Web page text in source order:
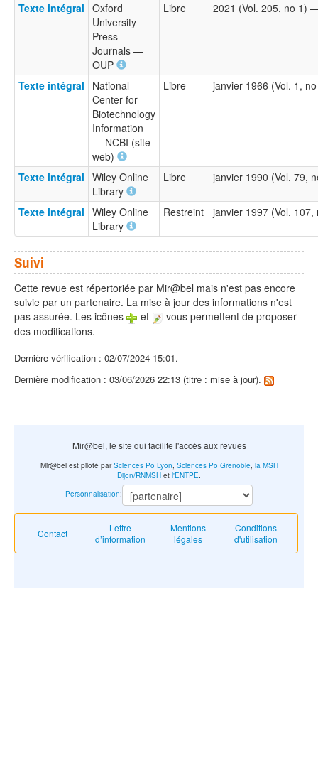
Texte intégral Oxford
University
Press
Journals —
OUP
Libre 2021 (Vol. 205, no 1)
Texte intégral
National
Center for
Biotechnology
Information
— NCBI (site
web)
Libre janvier 1966 (Vol. 1,
Texte intégral Wiley Online
Library
Libre janvier 1990 (Vol. 79,
Texte intégral Wiley Online
Library
Restreint janvier 1997 (Vol.
Suivi
Cette revue est répertoriée par Mir@bel mais n'est pas encore
suivie par un partenaire. La mise à jour des informations n'est
pas assurée. Les icônes
et
vous permettent de proposer
des modifications.
Dernière vérification : 02/07/2024 15:01.
Dernière modification : 03/06/2026 22:13 (titre : mise à jour).
Mir@bel, le site qui facilite l'accès aux revues
Contact
Lettre
d’information
Mentions
légales
Conditions
d'utilisation
Mir@bel est piloté parSciences Po Lyon Sciences Po Grenoble, la MSH
Dijon/RNMSH et l'ENTPE
Personnalisation: